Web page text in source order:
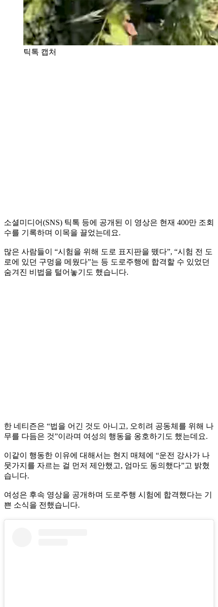
틱톡 캡처
소셜미디어(SNS) 틱톡 등에 공개된 이 영상은 현재 400만 조회
수를 기록하며 이목을 끌었는데요.
많은 사람들이 “시험을 위해 도로 표지판을 뗐다”, “시험 전 도
로에 있던 구멍을 메웠다”는 등 도로주행에 합격할 수 있었던
숨겨진 비법을 털어놓기도 했습니다.
한 네티즌은 “법을 어긴 것도 아니고, 오히려 공동체를 위해 나
무를 다듬은 것”이라며 여성의 행동을 옹호하기도 했는데요.
이같이 행동한 이유에 대해서는 현지 매체에 “운전 강사가 나
뭇가지를 자르는 걸 먼저 제안했고, 엄마도 동의했다”고 밝혔
습니다.
여성은 후속 영상을 공개하며 도로주행 시험에 합격했다는 기
쁜 소식을 전했습니다.